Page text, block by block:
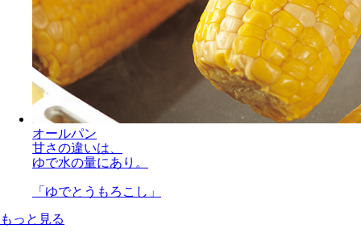
オールパン
甘さの違いは、
ゆで水の量にあり。
「ゆでとうもろこし」
もっと見る